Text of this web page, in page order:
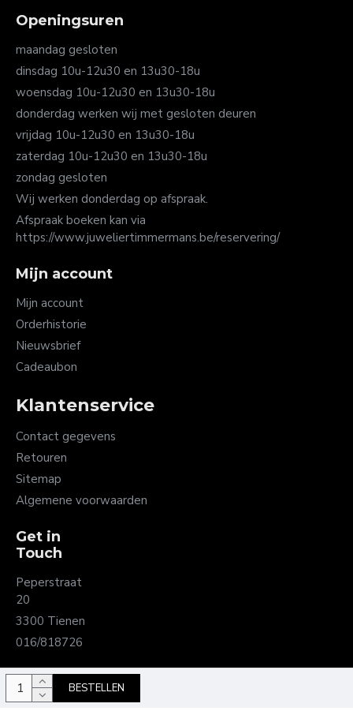
BESTELLEN
Openingsuren
maandag gesloten
dinsdag 10u-12u30 en 13u30-18u
woensdag 10u-12u30 en 13u30-18u
donderdag werken wij met gesloten deuren
vrijdag 10u-12u30 en 13u30-18u
zaterdag 10u-12u30 en 13u30-18u
zondag gesloten
Wij werken donderdag op afspraak.
Afspraak boeken kan via
https://www.juweliertimmermans.be/reservering/
Mijn account
Mijn account
Orderhistorie
Nieuwsbrief
Cadeaubon
Klantenservice
Contact gegevens
Retouren
Sitemap
Algemene voorwaarden
Get in
Touch
Peperstraat
20
3300 Tienen
016/818726
Copyright juwelier Timmermans - Ontwikkeld door OnlineBouwers